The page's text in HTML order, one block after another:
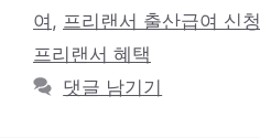
여 , 프리랜서 출산급여 신청
프리랜서 혜택
댓글 남기기